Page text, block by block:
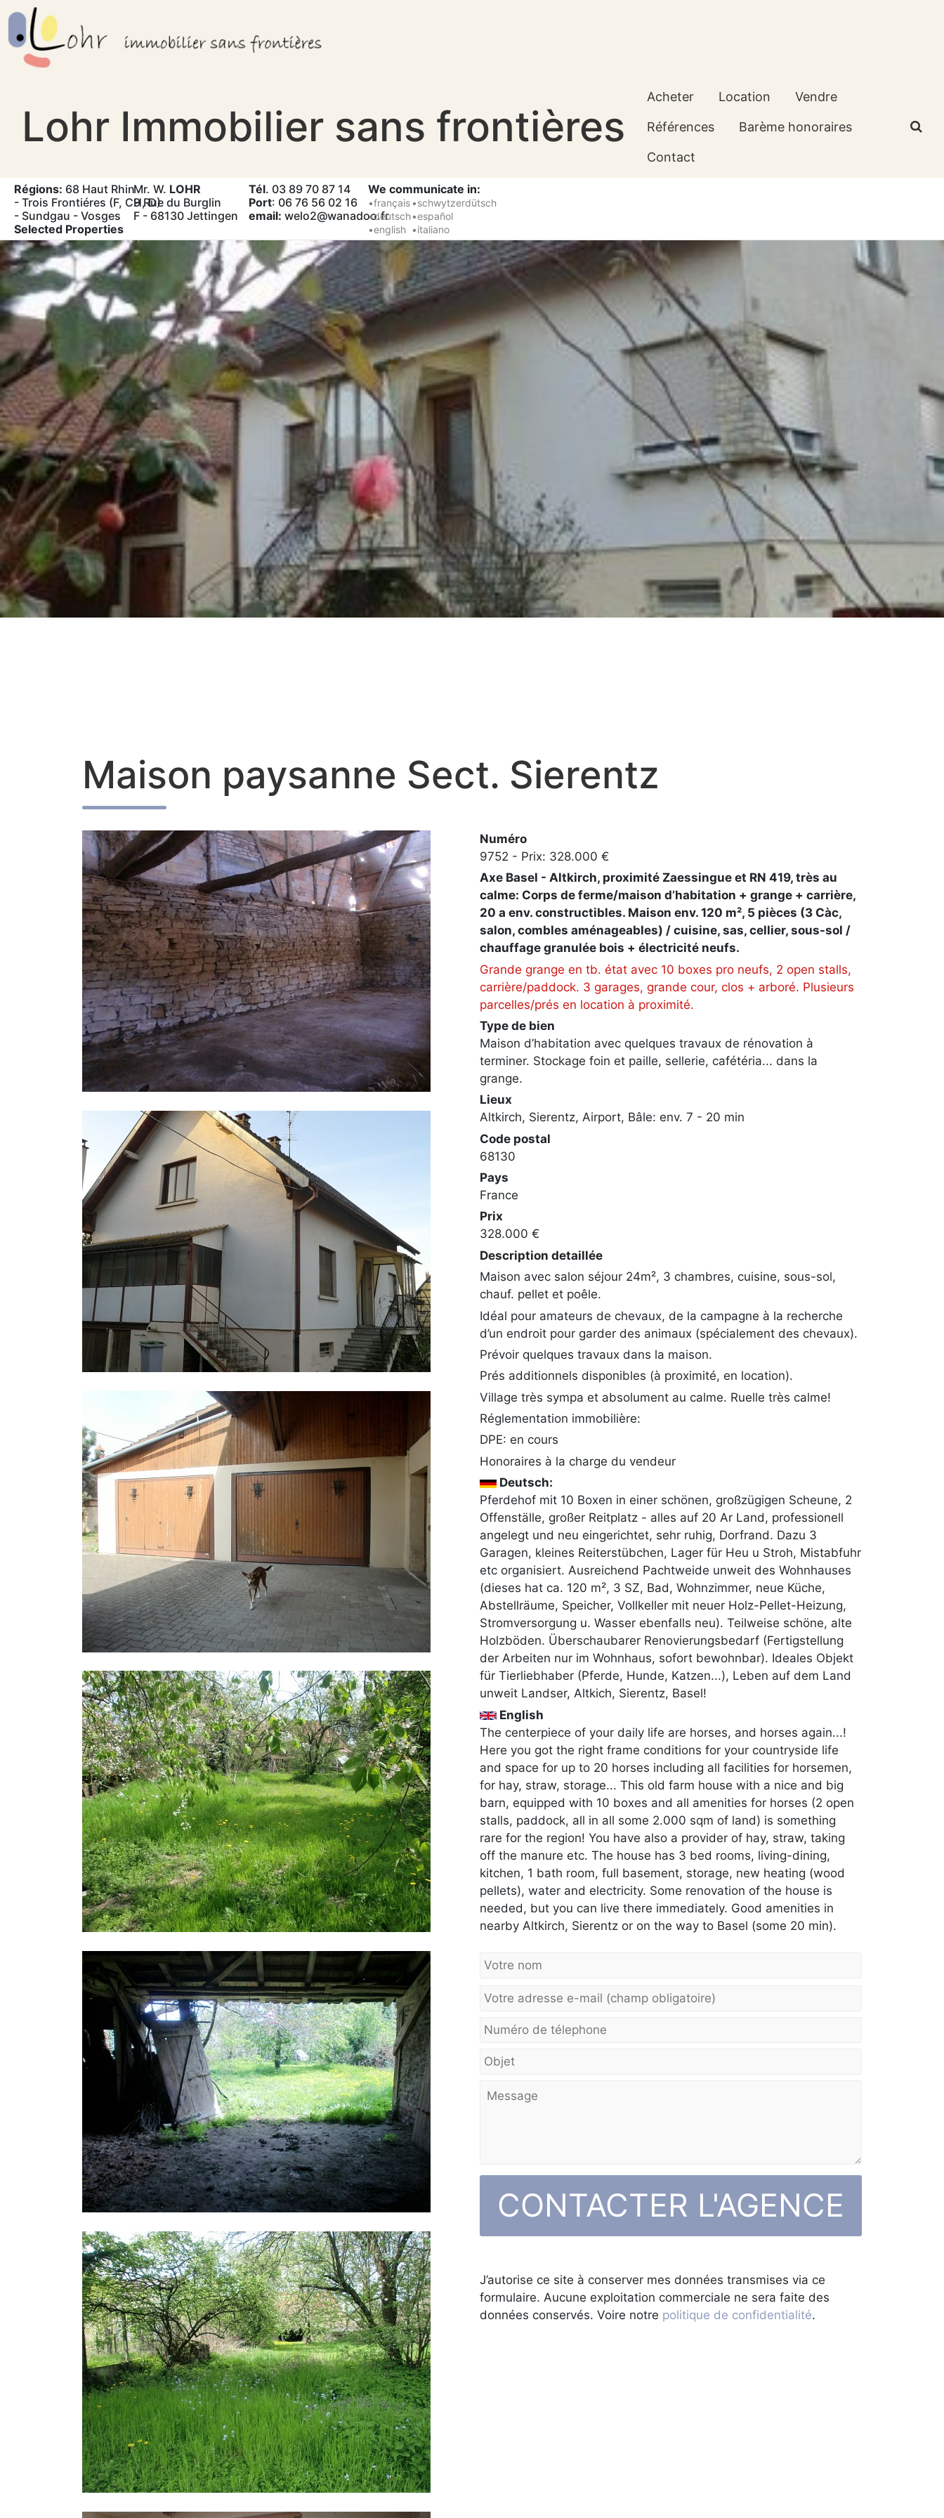
content
Lohr Immobilier sans frontières
Acheter Location Vendre
Références Barème honoraires
Contact
Régions: 68 Haut Rhin
- Trois Frontiéres (F, CH, D)
- Sundgau - Vosges
Selected Properties
Mr. W. LOHR
9 Rue du Burglin
F - 68130 Jettingen
Tél. 03 89 70 87 14
Port: 06 76 56 02 16
email: welo2@wanadoo.fr
We communicate in:
•français
•deutsch
•english
•schwytzerdütsch
•español
•italiano
Maison paysanne Sect. Sierentz
Numéro
9752 - Prix: 328.000 €
Axe Basel - Altkirch, proximité Zaessingue et RN 419, très au
calme: Corps de ferme/maison d’habitation + grange + carrière,
20 a env. constructibles. Maison env. 120 m², 5 pièces (3 Càc,
salon, combles aménageables) / cuisine, sas, cellier, sous-sol /
chauffage granulée bois + électricité neufs.
Grande grange en tb. état avec 10 boxes pro neufs, 2 open stalls,
carrière/paddock. 3 garages, grande cour, clos + arboré. Plusieurs
parcelles/prés en location à proximité.
Type de bien
Maison d’habitation avec quelques travaux de rénovation à
terminer. Stockage foin et paille, sellerie, cafétéria... dans la
grange.
Lieux
Altkirch, Sierentz, Airport, Bâle: env. 7 - 20 min
Code postal
68130
Pays
France
Prix
328.000 €
Description detaillée
Maison avec salon séjour 24m², 3 chambres, cuisine, sous-sol,
chauf. pellet et poêle.
Idéal pour amateurs de chevaux, de la campagne à la recherche
d’un endroit pour garder des animaux (spécialement des chevaux).
Prévoir quelques travaux dans la maison.
Prés additionnels disponibles (à proximité, en location).
Village très sympa et absolument au calme. Ruelle très calme!
Réglementation immobilière:
DPE: en cours
Honoraires à la charge du vendeur
Deutsch:
Pferdehof mit 10 Boxen in einer schönen, großzügigen Scheune, 2
Offenställe, großer Reitplatz - alles auf 20 Ar Land, professionell
angelegt und neu eingerichtet, sehr ruhig, Dorfrand. Dazu 3
Garagen, kleines Reiterstübchen, Lager für Heu u Stroh, Mistabfuhr
etc organisiert. Ausreichend Pachtweide unweit des Wohnhauses
(dieses hat ca. 120 m², 3 SZ, Bad, Wohnzimmer, neue Küche,
Abstellräume, Speicher, Vollkeller mit neuer Holz-Pellet-Heizung,
Stromversorgung u. Wasser ebenfalls neu). Teilweise schöne, alte
Holzböden. Überschaubarer Renovierungsbedarf (Fertigstellung
der Arbeiten nur im Wohnhaus, sofort bewohnbar). Ideales Objekt
für Tierliebhaber (Pferde, Hunde, Katzen...), Leben auf dem Land
unweit Landser, Altkich, Sierentz, Basel!
English
The centerpiece of your daily life are horses, and horses again...!
Here you got the right frame conditions for your countryside life
and space for up to 20 horses including all facilities for horsemen,
for hay, straw, storage... This old farm house with a nice and big
barn, equipped with 10 boxes and all amenities for horses (2 open
stalls, paddock, all in all some 2.000 sqm of land) is something
rare for the region! You have also a provider of hay, straw, taking
off the manure etc. The house has 3 bed rooms, living-dining,
kitchen, 1 bath room, full basement, storage, new heating (wood
pellets), water and electricity. Some renovation of the house is
needed, but you can live there immediately. Good amenities in
nearby Altkirch, Sierentz or on the way to Basel (some 20 min).
e
u
e
s
r
c
h
a
J’autorise ce site à conserver mes données transmises via ce
formulaire. Aucune exploitation commerciale ne sera faite des
données conservés. Voire notre politique de confidentialité.